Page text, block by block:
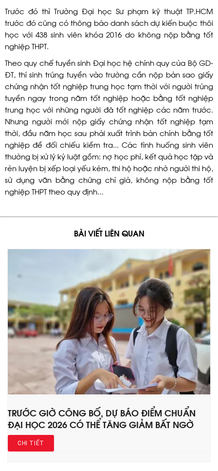
Trước đó thì Trường Đại học Sư phạm kỹ thuật TP.HCM
trước đó cũng có thông báo danh sách dự kiến buộc thôi
học với 438 sinh viên khóa 2016 do không nộp bằng tốt
nghiệp THPT.
Theo quy chế tuyển sinh Đại học hệ chính quy của Bộ GD-
ĐT, thí sinh trúng tuyển vào trường cần nộp bản sao giấy
chứng nhận tốt nghiệp trung học tạm thời với người trúng
tuyển ngay trong năm tốt nghiệp hoặc bằng tốt nghiệp
trung học với những người đã tốt nghiệp các năm trước.
Nhưng người mới nộp giấy chứng nhận tốt nghiệp tạm
thời, đầu năm học sau phải xuất trình bản chính bằng tốt
nghiệp để đối chiếu kiểm tra... Các tình huống sinh viên
thường bị xử lý kỷ luật gồm: nợ học phí, kết quả học tập và
rèn luyện bị xếp loại yếu kém, thi hộ hoặc nhờ người thi hộ,
sử dụng văn bằng chứng chỉ giả, không nộp bằng tốt
nghiệp THPT theo quy định…
BÀI VIẾT LIÊN QUAN
TRƯỚC GIỜ CÔNG BỐ, DỰ BÁO ĐIỂM CHUẨN
ĐẠI HỌC 2026 CÓ THỂ TĂNG GIẢM BẤT NGỜ
CHI TIẾT